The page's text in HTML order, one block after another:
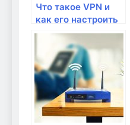
Что такое VPN и
как его настроить
на роутере?